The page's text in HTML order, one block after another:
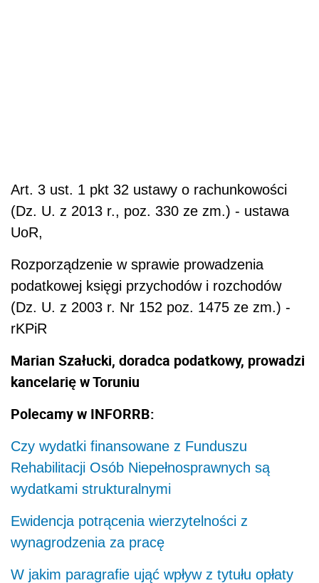
Art. 3 ust. 1 pkt 32 ustawy o rachunkowości
(Dz. U. z 2013 r., poz. 330 ze zm.) - ustawa
UoR,
Rozporządzenie w sprawie prowadzenia
podatkowej księgi przychodów i rozchodów
(Dz. U. z 2003 r. Nr 152 poz. 1475 ze zm.) -
rKPiR
Marian Szałucki, doradca podatkowy, prowadzi
kancelarię w Toruniu
Polecamy w INFORRB:
Czy wydatki finansowane z Funduszu
Rehabilitacji Osób Niepełnosprawnych są
wydatkami strukturalnymi
Ewidencja potrącenia wierzytelności z
wynagrodzenia za pracę
W jakim paragrafie ująć wpływ z tytułu opłaty